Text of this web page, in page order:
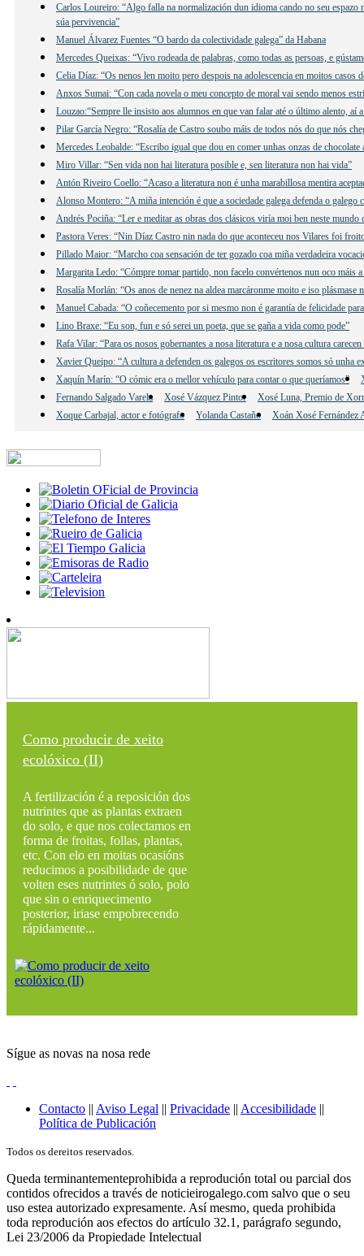
Carlos Loureiro: “Algo falla na normalización dun idioma cando no seu
súa pervivencia”
Manuel Álvarez Fuentes “O bardo da colectividade galega” da Habana
Mercedes Queixas: “Vivo rodeada de palabras, como todas as persoas, e
Celia Díaz: “Os nenos len moito pero despois na adolescencia en moitos casos
Anxos Sumai: “Con cada novela o meu concepto de moral vai sendo menos
Louzao:“Sempre lle insisto aos alumnos en que van falar até o último alento, aí
Pilar García Negro: “Rosalía de Castro soubo máis de todos nós do que nós
Mercedes Leobalde: “Escribo igual que dou en comer unhas onzas de chocolate
Miro Villar: “Sen vida non hai literatura posible e, sen literatura non hai vida”
Antón Riveiro Coello: “Acaso a literatura non é unha marabillosa mentira
Alonso Montero: “A miña intención é que a sociedade galega defenda o galego
Andrés Pociña: “Ler e meditar as obras dos clásicos viría moi ben neste mundo
Pastora Veres: “Nin Díaz Castro nin nada do que aconteceu nos Vilares foi
Pillado Maior: “Marcho coa sensación de ter gozado coa miña verdadeira
Margarita Ledo: “Cómpre tomar partido, non facelo convértenos nun oco máis a
Rosalía Morlán: “Os anos de nenez na aldea marcáronme moito e iso plásmase
Manuel Cabada: “O coñecemento por si mesmo non é garantía de felicidade
Lino Braxe: “Eu son, fun e só serei un poeta, que se gaña a vida como pode”
Rafa Vilar: “Para os nosos gobernantes a nosa literatura e a nosa cultura
Xavier Queipo: “A cultura a defenden os galegos os escritores somos só unha
Xaquín Marín: “O cómic era o mellor vehículo para contar o que queríamos”
Fernando Salgado Varela
Xosé Vázquez Pintor
Xosé Luna, Premio de
Xoque Carbajal, actor e fotógrafo
Yolanda Castaño Xoán Xosé Fernández
Como producir de xeito
ecolóxico (II)
A fertilización é a reposición dos
nutrintes que as plantas extraen
do solo, e que nos colectamos en
forma de froitas, follas, plantas,
etc. Con elo en moitas ocasións
reducimos a posibilidade de que
volten eses nutrintes ó solo, polo
que sin o enriquecimento
posterior, iriase empobrecendo
rápidamente...
Sígue as novas na nosa rede
Contacto || Aviso Legal || Privacidade || Accesibilidade ||
Política de Publicación
Todos os dereitos reservados.
Queda terminantementeprohibida a reprodución total ou parcial dos
contidos ofrecidos a través de noticieirogalego.com salvo que o seu
uso estea autorizado expresamente. Así mesmo, queda prohibida
toda reprodución aos efectos do artículo 32.1, parágrafo segundo,
Lei 23/2006 da Propiedade Intelectual